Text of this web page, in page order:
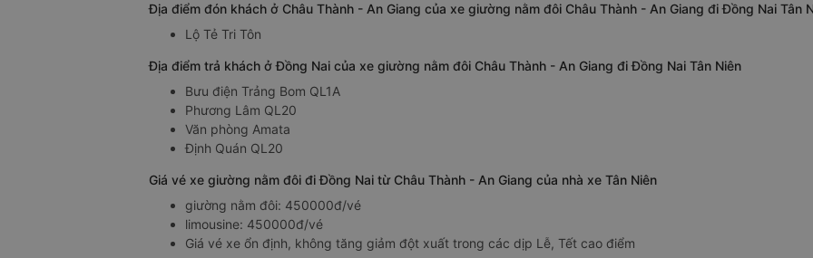
Địa điểm đón khách ở Châu Thành - An Giang của xe giường nằm đôi Châu Thành - An Giang đi Đồng Nai Tân
Lộ Tẻ Tri Tôn
Địa điểm trả khách ở Đồng Nai của xe giường nằm đôi Châu Thành - An Giang đi Đồng Nai Tân Niên
Bưu điện Trảng Bom QL1A
Phương Lâm QL20
Văn phòng Amata
Định Quán QL20
Giá vé xe giường nằm đôi đi Đồng Nai từ Châu Thành - An Giang của nhà xe Tân Niên
giường nằm đôi: 450000đ/vé
limousine: 450000đ/vé
Giá vé xe ổn định, không tăng giảm đột xuất trong các dịp Lễ, Tết cao điểm